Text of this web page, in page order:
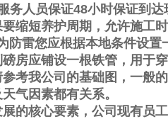
务人员保证48小时保证到达
缩短养护周期，允许施工
防雷您应根据本地条件设置
房应铺设一根铁管，用于穿
考我公司的基础图，一般
气因素都有关系。
的核心要素，公司现有员